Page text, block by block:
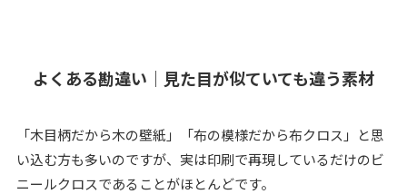
よくある勘違い｜見た目が似ていても違う素材
「木目柄だから木の壁紙」「布の模様だから布クロス」と思
い込む方も多いのですが、実は印刷で再現しているだけのビ
ニールクロスであることがほとんどです。